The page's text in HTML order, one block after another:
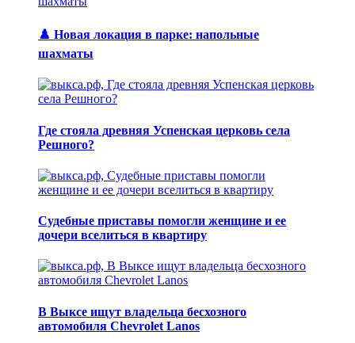
♟️ Новая локация в парке: напольные
шахматы
Где стояла древняя Успенская церковь села
Решного?
Судебные приставы помогли женщине и ее
дочери вселиться в квартиру
В Выксе ищут владельца бесхозного
автомобиля Chevrolet Lanos